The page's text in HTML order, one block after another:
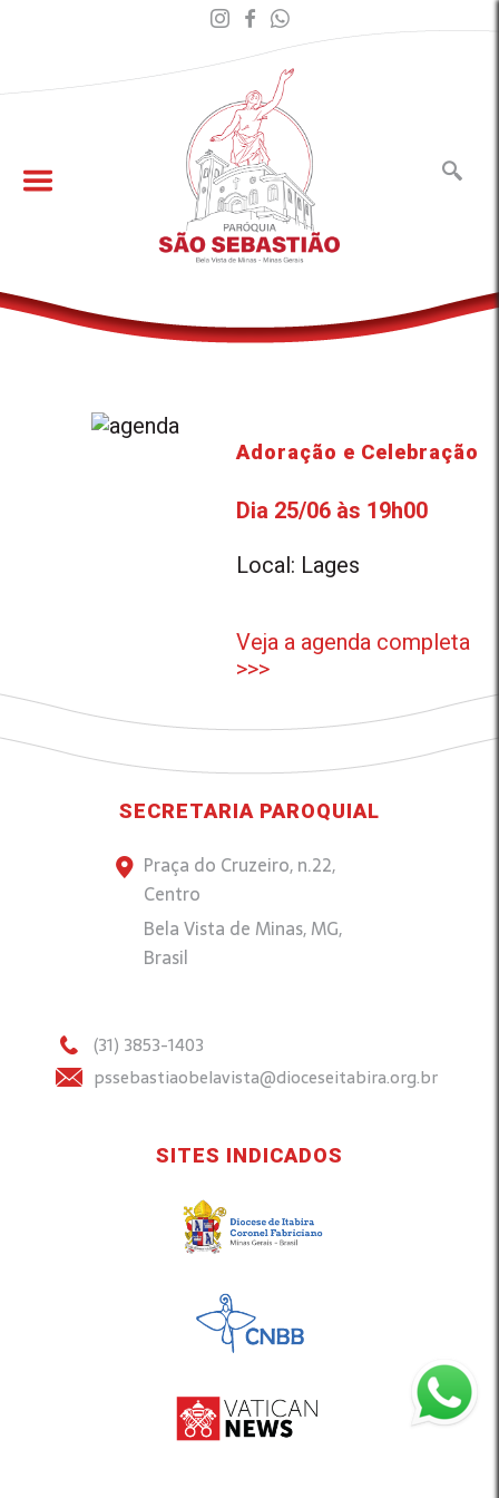
Adoração e Celebração
Dia 25/06 às 19h00
Local: Lages
Veja a agenda completa
>>>
SECRETARIA PAROQUIAL
Praça do Cruzeiro, n.22,
Centro
Bela Vista de Minas, MG,
Brasil
(31) 3853-1403
pssebastiaobelavista@dioceseitabira.org.br
SITES INDICADOS